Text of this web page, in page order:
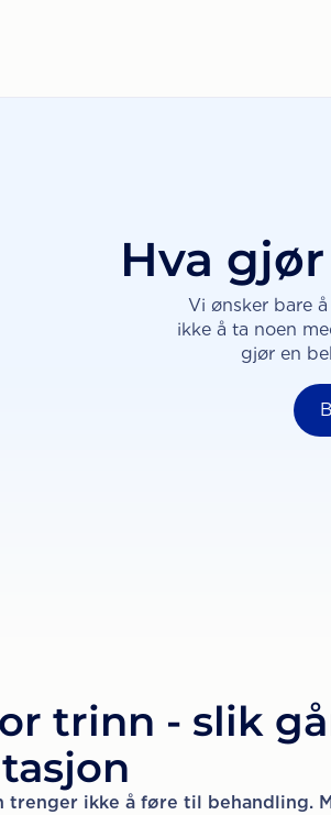
Hva
Vi ønsker bare
ikke å ta noen
gjør en
trinn - slik
trenger ikke å føre til behandling.